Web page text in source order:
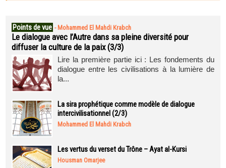
Points de vue - Mohammed El Mahdi Krabch
Le dialogue avec l’Autre dans sa pleine diversité pour
diffuser la culture de la paix (3/3)
Lire la première partie ici : Les fondements du
dialogue entre les civilisations à la lumière de
la...
La sira prophétique comme modèle de dialogue
intercivilisationnel (2/3)
Mohammed El Mahdi Krabch
Les vertus du verset du Trône – Ayat al-Kursi
Housman Omarjee